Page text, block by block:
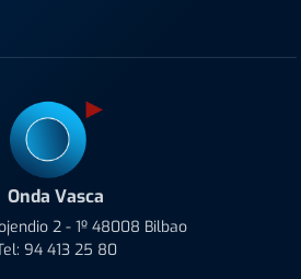
Onda Vasca
2 - 1º 48008 Bilbao
94 413 25 80